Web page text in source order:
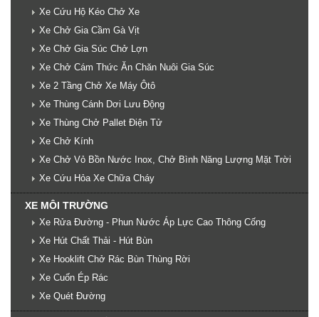
Xe Cứu Hộ Kéo Chở Xe
Xe Chở Gia Cầm Gà Vịt
Xe Chở Gia Súc Chở Lợn
Xe Chở Cám Thức Ăn Chăn Nuôi Gia Súc
Xe 2 Tầng Chở Xe Máy Ôtô
Xe Thùng Cánh Dơi Lưu Động
Xe Thùng Chở Pallet Điện Tử
Xe Chở Kính
Xe Chở Vỏ Bồn Nước Inox, Chở Bình Năng Lượng Mặt Trời
Xe Cứu Hỏa Xe Chữa Cháy
XE MÔI TRƯỜNG
Xe Rửa Đường - Phun Nước Áp Lực Cao Thông Cống
Xe Hút Chất Thải - Hút Bùn
Xe Hooklift Chở Rác Bùn Thùng Rời
Xe Cuốn Ép Rác
Xe Quét Đường